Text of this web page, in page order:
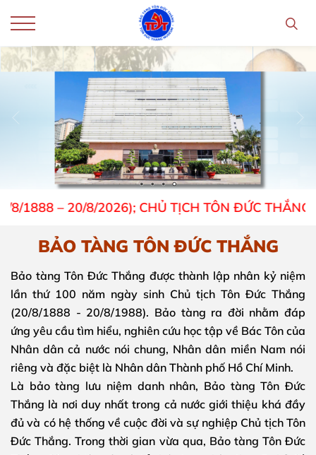
CHỦ TỊCH TÔN ĐỨC THẮNG –
BẢO TÀNG TÔN ĐỨC THẮNG
Bảo tàng Tôn Đức Thắng được thành lập nhân kỷ niệm
lần thứ 100 năm ngày sinh Chủ tịch Tôn Đức Thắng
(20/8/1888 - 20/8/1988). Bảo tàng ra đời nhằm đáp
ứng yêu cầu tìm hiểu, nghiên cứu học tập về Bác Tôn của
Nhân dân cả nước nói chung, Nhân dân miền Nam nói
riêng và đặc biệt là Nhân dân Thành phố Hồ Chí Minh.
Là bảo tàng lưu niệm danh nhân, Bảo tàng Tôn Đức
Thắng là nơi duy nhất trong cả nước giới thiệu khá đầy
đủ và có hệ thống về cuộc đời và sự nghiệp Chủ tịch Tôn
Đức Thắng. Trong thời gian vừa qua, Bảo tàng Tôn Đức